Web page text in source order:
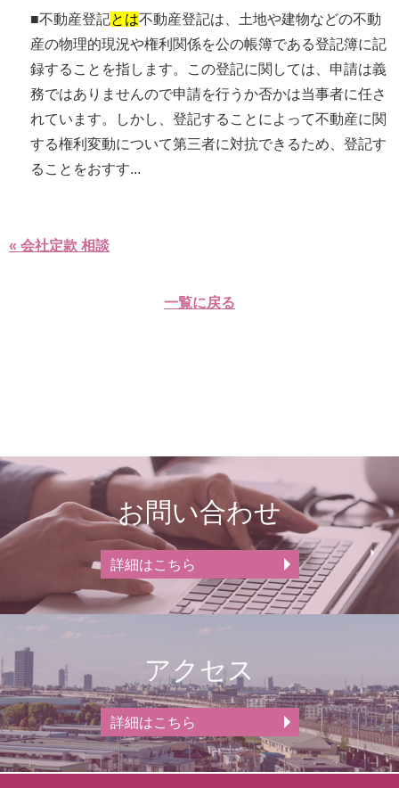
■不動産登記とは不動産登記は、土地や建物などの不動
産の物理的現況や権利関係を公の帳簿である登記簿に記
録することを指します。この登記に関しては、申請は義
務ではありませんので申請を行うか否かは当事者に任さ
れています。しかし、登記することによって不動産に関
する権利変動について第三者に対抗できるため、登記す
ることをおすす...
« 会社定款 相談
一覧に戻る
お問い合わせ
詳細はこちら
アクセス
詳細はこちら